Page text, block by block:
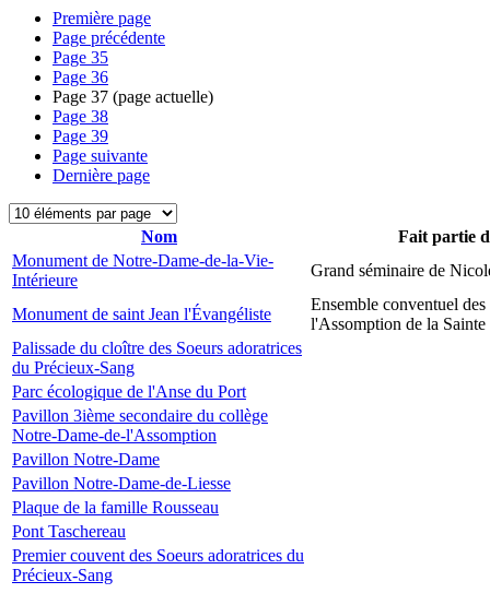
Première page
Page précédente
Page 35
Page 36
Page 37 (page actuelle)
Page 38
Page 39
Page suivante
Dernière page
Nom
Fait partie
Monument de Notre-Dame-de-la-Vie-
Intérieure
Grand séminaire de
Monument de saint Jean l'Évangéliste
Ensemble conventuel des
l'Assomption de la
Palissade du cloître des Soeurs adoratrices
du Précieux-Sang
Parc écologique de l'Anse du Port
Pavillon 3ième secondaire du collège
Notre-Dame-de-l'Assomption
Pavillon Notre-Dame
Pavillon Notre-Dame-de-Liesse
Plaque de la famille Rousseau
Pont Taschereau
Premier couvent des Soeurs adoratrices du
Précieux-Sang